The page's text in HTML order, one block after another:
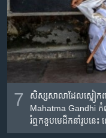
7
សិស្ស​សាលា​ដែល​​ស្លៀកព
Mahatma Gandhi
រំឮក​ខួប​មេដឹកនាំ​រូប​នេះ​